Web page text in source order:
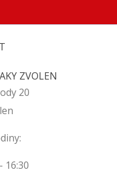
ZVOLEN
20
16:30